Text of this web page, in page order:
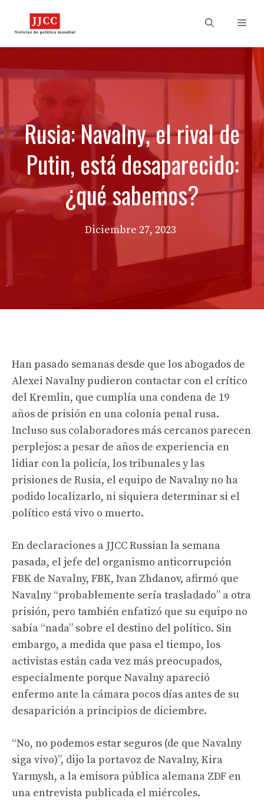
Rusia: Navalny, el rival de
Putin, está desaparecido:
¿qué sabemos?
Diciembre 27, 2023
Han pasado semanas desde que los abogados de
Alexei Navalny pudieron contactar con el crítico
del Kremlin, que cumplía una condena de 19
años de prisión en una colonia penal rusa.
Incluso sus colaboradores más cercanos parecen
perplejos: a pesar de años de experiencia en
lidiar con la policía, los tribunales y las
prisiones de Rusia, el equipo de Navalny no ha
podido localizarlo, ni siquiera determinar si el
político está vivo o muerto.
En declaraciones a JJCC Russian la semana
pasada, el jefe del organismo anticorrupción
FBK de Navalny, FBK, Ivan Zhdanov, afirmó que
Navalny “probablemente sería trasladado” a otra
prisión, pero también enfatizó que su equipo no
sabía “nada” sobre el destino del político. Sin
embargo, a medida que pasa el tiempo, los
activistas están cada vez más preocupados,
especialmente porque Navalny apareció
enfermo ante la cámara pocos días antes de su
desaparición a principios de diciembre.
“No, no podemos estar seguros (de que Navalny
siga vivo)”, dijo la portavoz de Navalny, Kira
Yarmysh, a la emisora ​​pública alemana ZDF en
una entrevista publicada el miércoles.